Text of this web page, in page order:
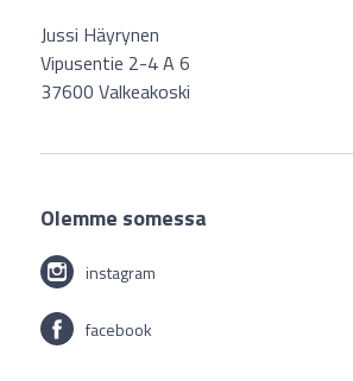
Jussi Häyrynen
Vipusentie 2-4 A 6
37600 Valkeakoski
Olemme somessa
instagram
facebook